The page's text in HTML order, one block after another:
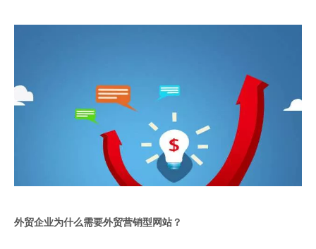
外贸企业为什么需要外贸营销型网站？